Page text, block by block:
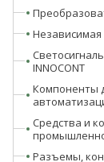
Независимая
INNOCONT
Компоненты
Средства и
Разъемы,